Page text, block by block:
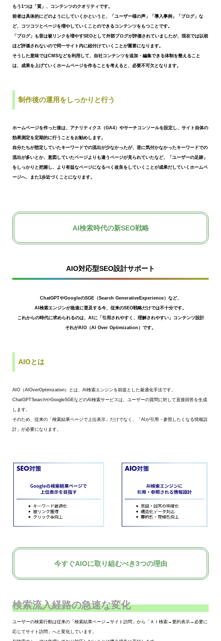
もう1つは「質」、コンテンツのクオリティです。
前者は具体的にどのようにしていくかというと、
「ユーザー様の声」「導入事例」「ブログ」な
ど、 コツコツとページを増やしていくことのできるコンテンツをもつことです。
「ブログ」も昔は被リンクを増やすSEOとして外部ブログが評価されていましたが、 現在では以前
ほど評価されないので同一サイト内に紐付けていくことが重要になります。
そうした意味ではCMSなどを利用して、自社コンテンツを追加・編集できる体制を整えること
は、 成果を上げていくホームページを作ることを考えると、必要不可欠となります。
制作後の運用をしっかりと行う
ホームページを作った後は、アナリティクス（GA4）やサーチコンソールを設定し、 サイト自体の
効果測定を定期的に行うことをお勧めします。
自分たちが想定していたキーワードでの流出が少なかったが、 逆に気付かなかったキーワードでの
流出が多いとか、 意図していたページよりも違うページが見られていたなど、
「ユーザーの足跡」
をしっかりと把握し、 より有益なページになるべく改良をしていくことが成果だしていくホームペ
ージへ、また1歩近づくことになります。
AI検索時代の新SEO戦略
AIO対応型SEO設計サポート
ChatGPTやGoogleのSGE（Search GenerativeExperience）など、
AI検索エンジンが急速に普及する今、従来のSEO戦略だけでは不十分です。
これからの時代に求められるのは、AIに「引用されやすく、理解されやすい」コンテンツ設計
それがAIO（AI Over Optimization）です。
AIOとは
AIO（AIOverOptimization）とは、AI検索エンジンを前提とした最適化手法です。
ChatGPTSearchやGoogleSGEなどのAI検索サービスは、ユーザーの質問に対して直接回答を生成
します。
そのため、従来の「検索結果ページで上位表示」だけでなく、「AIが引用・参照したくなる情報設
計」が必要になります。
今すぐAIOに取り組むべき3つの理由
検索流入経路の急速な変化
ユーザーの検索行動は従来の「検索結果ページ→サイト訪問」から「ＡＩ検索→要約表示→必要に
応じてサイト訪問」へと変化しています。